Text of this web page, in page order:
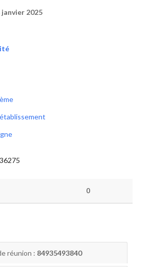
2025
0
réunion : 84935493840